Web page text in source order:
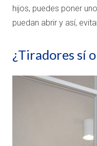
hijos, puedes poner
puedan abrir y así,
¿Tiradores sí